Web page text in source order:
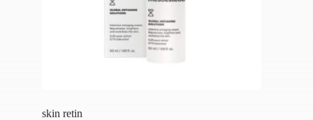
skin retin